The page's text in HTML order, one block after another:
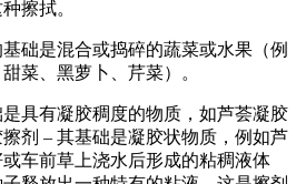
擦拭。
础是混合或捣碎的蔬菜或水果（例
菜、黑萝卜、芹菜）。
具有凝胶稠度的物质，如芦荟凝胶
剂 – 其基础是凝胶状物质，例如芦
车前草上浇水后形成的粘稠液体